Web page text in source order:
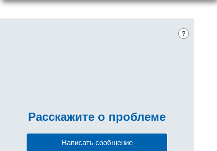
?
Расскажите о проблеме
Написать сообщение